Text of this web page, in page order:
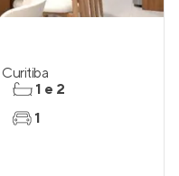
Curitiba
1 e 2
1